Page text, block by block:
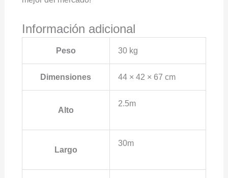
Información adicional
Peso 30 kg
Dimensiones 44 × 42 × 67 cm
Alto
2.5m
Largo
30m